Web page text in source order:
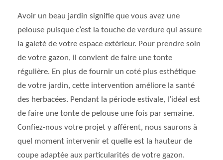
Avoir un beau jardin signifie que vous avez une
pelouse puisque c’est la touche de verdure qui assure
la gaieté de votre espace extérieur. Pour prendre soin
de votre gazon, il convient de faire une tonte
régulière. En plus de fournir un coté plus esthétique
de votre jardin, cette intervention améliore la santé
des herbacées. Pendant la période estivale, l’idéal est
de faire une tonte de pelouse une fois par semaine.
Confiez-nous votre projet y afférent, nous saurons à
quel moment intervenir et quelle est la hauteur de
coupe adaptée aux particularités de votre gazon.